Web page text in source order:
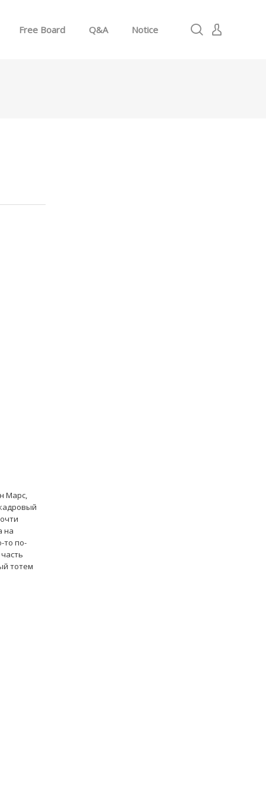
Free Board Q&A Notice
Марс,
на
то по-
тотем